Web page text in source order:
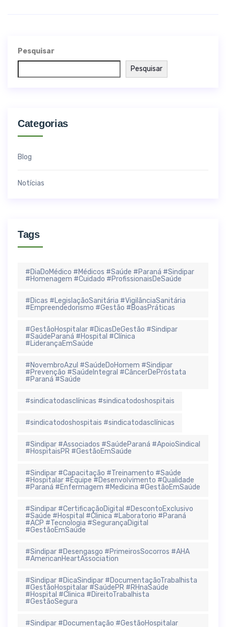
Pesquisar
Pesquisar
Categorias
Blog
Notícias
Tags
#DiaDoMédico #Médicos #Saúde #Paraná #Sindipar
#Homenagem #Cuidado #ProfissionaisDeSaúde
#Dicas #LegislaçãoSanitária #VigilânciaSanitária
#Empreendedorismo #Gestão #BoasPráticas
#GestãoHospitalar #DicasDeGestão #Sindipar
#SaúdeParaná #Hospital #Clínica
#LiderançaEmSaúde
#NovembroAzul #SaúdeDoHomem #Sindipar
#Prevenção #SaúdeIntegral #CâncerDePróstata
#Paraná #Saúde
#sindicatodasclínicas #sindicatodoshospitais
#sindicatodoshospitais #sindicatodasclínicas
#Sindipar #Associados #SaúdeParaná #ApoioSindical
#HospitaisPR #GestãoEmSaúde
#Sindipar #Capacitação #Treinamento #Saúde
#Hospitalar #Equipe #Desenvolvimento #Qualidade
#Paraná #Enfermagem #Medicina #GestãoEmSaúde
#Sindipar #CertificaçãoDigital #DescontoExclusivo
#Saúde #Hospital #Clinica #Laboratorio #Paraná
#ACP #Tecnologia #SegurançaDigital
#GestãoEmSaúde
#Sindipar #Desengasgo #PrimeirosSocorros #AHA
#AmericanHeartAssociation
#Sindipar #DicaSindipar #DocumentaçãoTrabalhista
#GestãoHospitalar #SaúdePR #RHnaSaúde
#Hospital #Clinica #DireitoTrabalhista
#GestãoSegura
#Sindipar #Documentação #GestãoHospitalar